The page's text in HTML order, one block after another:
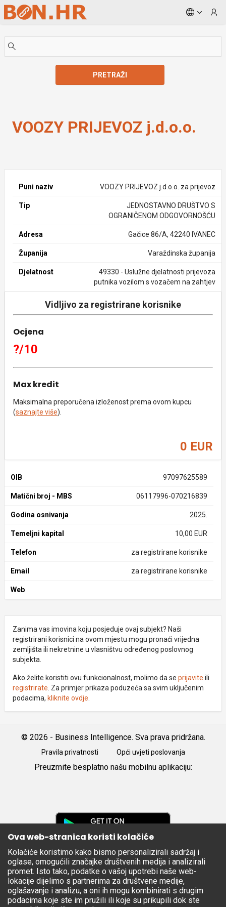
Skip to Main Content
PRETRAŽI
VOOZY PRIJEVOZ j.d.o.o.
Puni naziv VOOZY PRIJEVOZ j.d.o.o. za prijevoz
Tip
JEDNOSTAVNO DRUŠTVO S
OGRANIČENOM ODGOVORNOŠĆU
Adresa Gačice 86/A, 42240 IVANEC
Županija Varaždinska županija
Djelatnost
49330 - Uslužne djelatnosti prijevoza
putnika vozilom s vozačem na zahtjev
Vidljivo za registrirane korisnike
Ocjena
?/10
Max kredit
Maksimalna preporučena izloženost prema ovom kupcu
(saznajte više).
0 EUR
OIB 97097625589
Matični broj - MBS 06117996-070216839
Godina osnivanja 2025.
Temeljni kapital 10,00 EUR
Telefon za registrirane korisnike
Email za registrirane korisnike
Web
Zanima vas imovina koju posjeduje ovaj subjekt? Naši
registrirani korisnici na ovom mjestu mogu pronaći vrijedna
zemljišta ili nekretnine u vlasništvu određenog poslovnog
subjekta.
Ako želite koristiti ovu funkcionalnost, molimo da se prijavite ili
registrirate . Za primjer prikaza poduzeća sa svim uključenim
podacima, kliknite ovdje
© 2026 - Business Intelligence. Sva prava pridržana.
Pravila privatnosti Opći uvjeti poslovanja
Preuzmite besplatno našu mobilnu aplikaciju:
Apple
Store
Ova web-stranica koristi kolačiće
Kolačiće koristimo kako bismo personalizirali sadržaj i
oglase, omogućili značajke društvenih medija i analizirali
promet. Isto tako, podatke o vašoj upotrebi naše web-
lokacije dijelimo s partnerima za društvene medije,
oglašavanje i analizu, a oni ih mogu kombinirati s drugim
podacima koje ste im pružili ili koje su prikupili dok ste